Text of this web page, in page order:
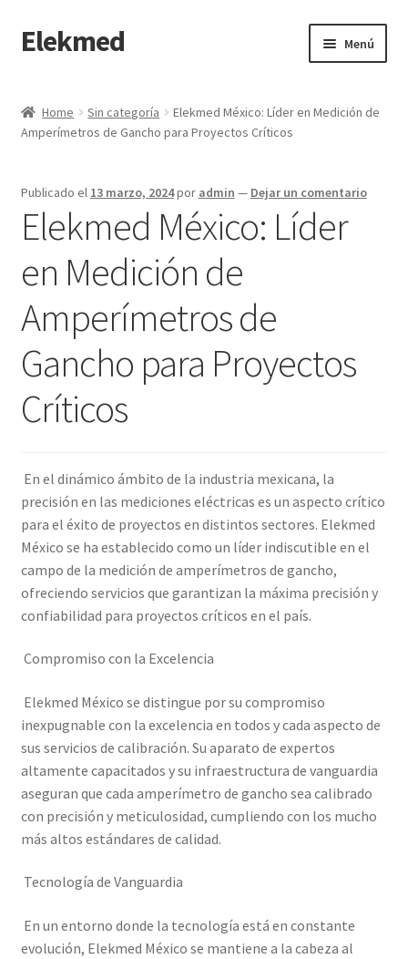
Saltar
a
Ir
al
Elekmed Menú
¿Por Qué Elegir a Elekmed México?
¿Qué es un amperímetro de gancho y cuál es su función
¿Qué es un Amperímetro y Cuál es su Función Principal?
¿Qué es un medidor de tierras y cuál es su función Principal?
¿Qué es un multímetro y cuál es su función Principal?
¿Qué es un osciloscopio y cuál es su función Principal?
Calibración de Amperímetros – Elekmed México
Calibración de Medidores de Resistencia – Elekmed México
Calibración de Multímetros – Elekmed México
Finalizar compra
Medidor de tierras con certificado de calibración
Mi cuenta
Multímetro con certificado de calibración
Nuestra Misión en Elekmed México
Home Sin categoría
Elekmed México: Líder en Medición de
Amperímetros de Gancho para Proyectos Críticos
Publicado el 13 marzo, 2024por admin — Dejar un comentario
Elekmed México: Líder
en Medición de
Amperímetros de
Gancho para Proyectos
Críticos
En el dinámico ámbito de la industria mexicana, la
precisión en las mediciones eléctricas es un aspecto crítico
para el éxito de proyectos en distintos sectores. Elekmed
México se ha establecido como un líder indiscutible en el
campo de la medición de amperímetros de gancho,
ofreciendo servicios que garantizan la máxima precisión y
confiabilidad para proyectos críticos en el país.
Compromiso con la Excelencia
Elekmed México se distingue por su compromiso
inexpugnable con la excelencia en todos y cada aspecto de
sus servicios de calibración. Su aparato de expertos
altamente capacitados y su infraestructura de vanguardia
aseguran que cada amperímetro de gancho sea calibrado
con precisión y meticulosidad, cumpliendo con los mucho
más altos estándares de calidad.
Tecnología de Vanguardia
En un entorno donde la tecnología está en constante
evolución, Elekmed México se mantiene a la cabeza al